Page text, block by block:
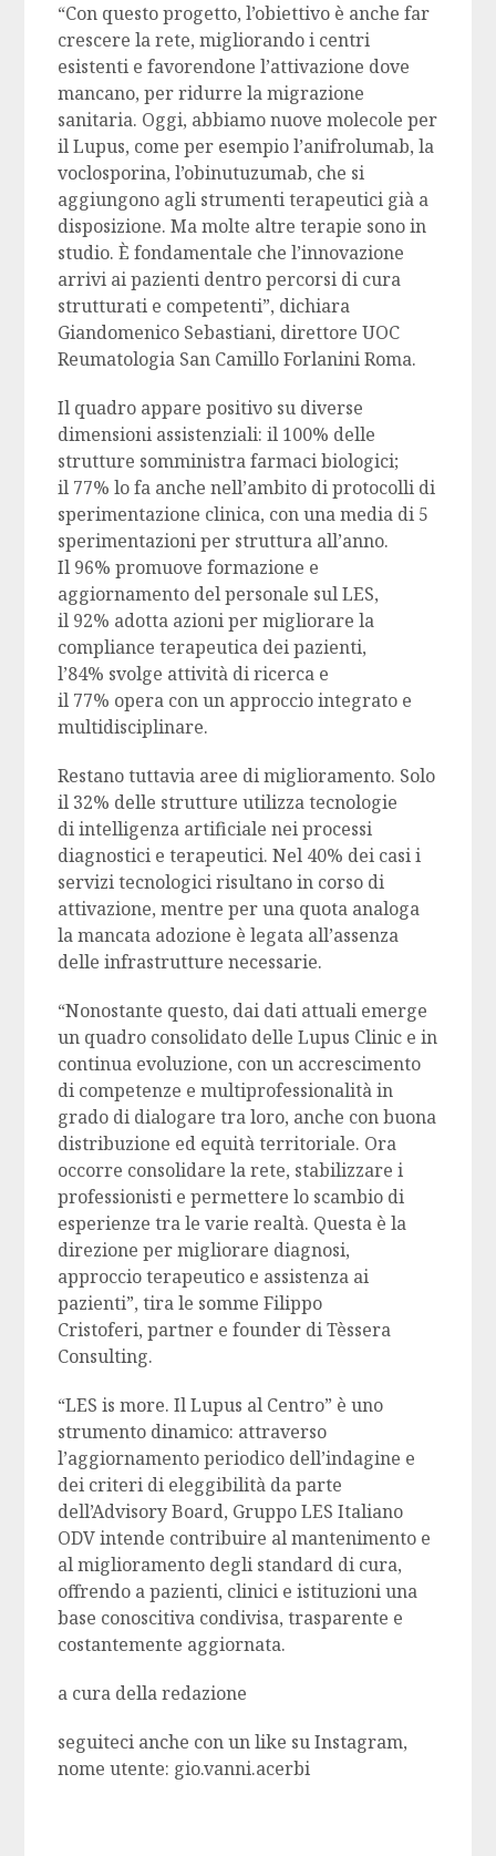
“Con questo progetto, l’obiettivo è anche far
crescere la rete, migliorando i centri
esistenti e favorendone l’attivazione dove
mancano, per ridurre la migrazione
sanitaria. Oggi, abbiamo nuove molecole per
il Lupus, come per esempio l’anifrolumab, la
voclosporina, l’obinutuzumab, che si
aggiungono agli strumenti terapeutici già a
disposizione. Ma molte altre terapie sono in
studio. È fondamentale che l’innovazione
arrivi ai pazienti dentro percorsi di cura
strutturati e competenti”, dichiara
Giandomenico Sebastiani, direttore UOC
Reumatologia San Camillo Forlanini Roma.
Il quadro appare positivo su diverse
dimensioni assistenziali: il 100% delle
strutture somministra farmaci biologici;
il 77% lo fa anche nell’ambito di protocolli di
sperimentazione clinica, con una media di 5
sperimentazioni per struttura all’anno.
Il 96% promuove formazione e
aggiornamento del personale sul LES,
il 92% adotta azioni per migliorare la
compliance terapeutica dei pazienti,
l’84% svolge attività di ricerca e
il 77% opera con un approccio integrato e
multidisciplinare.
Restano tuttavia aree di miglioramento. Solo
il 32% delle strutture utilizza tecnologie
di intelligenza artificiale nei processi
diagnostici e terapeutici. Nel 40% dei casi i
servizi tecnologici risultano in corso di
attivazione, mentre per una quota analoga
la mancata adozione è legata all’assenza
delle infrastrutture necessarie.
“Nonostante questo, dai dati attuali emerge
un quadro consolidato delle Lupus Clinic e in
continua evoluzione, con un accrescimento
di competenze e multiprofessionalità in
grado di dialogare tra loro, anche con buona
distribuzione ed equità territoriale. Ora
occorre consolidare la rete, stabilizzare i
professionisti e permettere lo scambio di
esperienze tra le varie realtà. Questa è la
direzione per migliorare diagnosi,
approccio terapeutico e assistenza ai
pazienti”, tira le somme Filippo
Cristoferi, partner e founder di Tèssera
Consulting.
“LES is more. Il Lupus al Centro” è uno
strumento dinamico: attraverso
l’aggiornamento periodico dell’indagine e
dei criteri di eleggibilità da parte
dell’Advisory Board, Gruppo LES Italiano
ODV intende contribuire al mantenimento e
al miglioramento degli standard di cura,
offrendo a pazienti, clinici e istituzioni una
base conoscitiva condivisa, trasparente e
costantemente aggiornata.
a cura della redazione
seguiteci anche con un like su Instagram,
nome utente: gio.vanni.acerbi